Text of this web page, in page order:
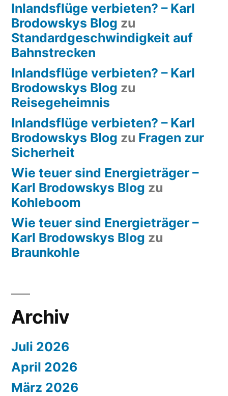
Inlandsflüge verbieten? – Karl
Brodowskys Blog zu
Standardgeschwindigkeit auf
Bahnstrecken
Inlandsflüge verbieten? – Karl
Brodowskys Blog zu
Reisegeheimnis
Inlandsflüge verbieten? – Karl
Brodowskys Blog zu Fragen zur
Sicherheit
Wie teuer sind Energieträger –
Karl Brodowskys Blog zu
Kohleboom
Wie teuer sind Energieträger –
Karl Brodowskys Blog zu
Braunkohle
Archiv
Juli 2026
April 2026
März 2026